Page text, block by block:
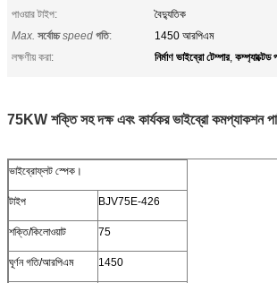
পাওয়ার টাইপ:
বৈদ্যুতিক
Max. সর্বোচ্চ speed গতি:
1450 আরপিএম
লক্ষণীয় করা:
নির্মাণ ভাইব্রো টেম্পার, কম্প্যাক্টেড
75KW শক্তি সহ দক্ষ এবং কার্যকর ভাইব্রো কমপ্যাকশন
ভাইব্রোফ্লট স্পেক।
টাইপ BJV75E-426
শক্তি/কিলোওয়াট 75
ঘূর্ণন গতি/আরপিএম 1450